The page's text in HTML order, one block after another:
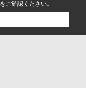
をご確認ください。